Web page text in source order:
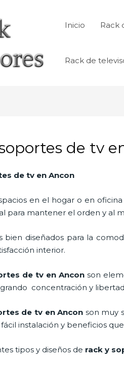
Inicio Rack
Rack de
de tv
de tv en Ancon
en el hogar o en
para mantener el orden y al
bien diseñados para la
interior.
de tv en Ancon son
concentración y
de tv en Ancon son muy
instalación y beneficios
tipos y diseños de rack y